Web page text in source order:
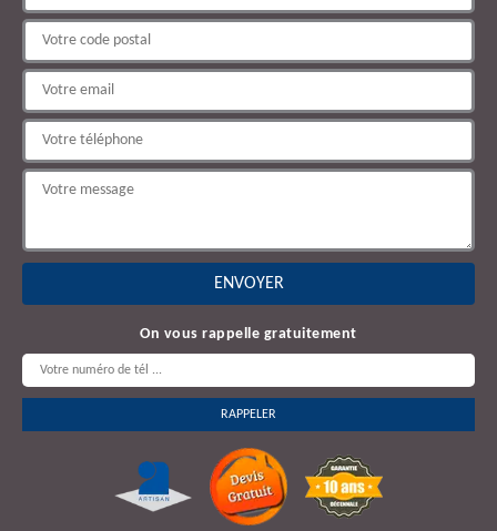
On vous rappelle gratuitement